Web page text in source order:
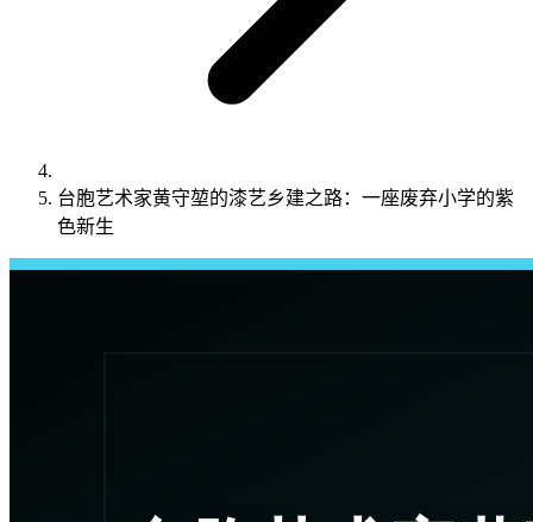
台胞艺术家黄守堃的漆艺乡建之路：一座废弃小学的紫
色新生